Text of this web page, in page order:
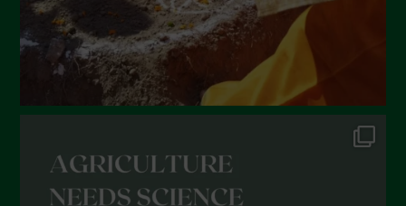
Febbraio 2022
Gennaio 2022
Dicembre 2021
Novembre 2021
Settembre 2021
Agosto 2021